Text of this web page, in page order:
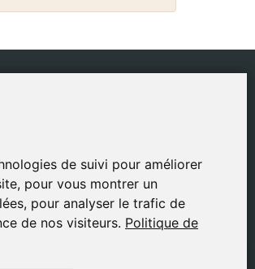
de suivi pour améliorer
pour vous montrer un
pour analyser le trafic de
de nos visiteurs. Politique de
de suivi pour améliorer
pour vous montrer un
pour analyser le trafic de
de nos visiteurs. Politique de
Colmenar Viejo,
+34 918 459 877